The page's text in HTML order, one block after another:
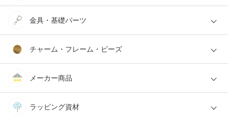
金具・基礎パーツ
チャーム・フレーム・ビーズ
メーカー商品
ラッピング資材